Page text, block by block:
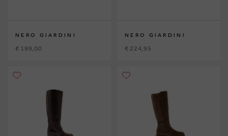
NERO GIARDINI
€ 199,00
NERO GIARDINI
€ 224,95